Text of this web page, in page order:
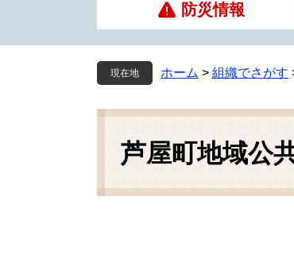
防災情報
現在地 ホーム > 組織でさがす
本
芦屋町地域公